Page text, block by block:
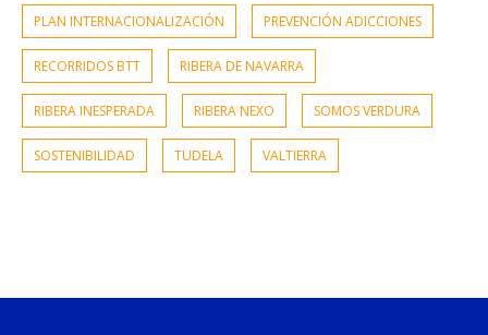
PLAN INTERNACIONALIZACIÓN PREVENCIÓN ADICCIONES
RECORRIDOS BTT RIBERA DE NAVARRA
RIBERA INESPERADA RIBERA NEXO SOMOS VERDURA
SOSTENIBILIDAD TUDELA VALTIERRA